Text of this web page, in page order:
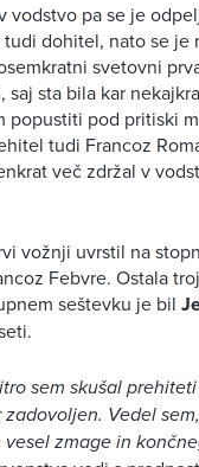
pa se je
dohitel, nato se
svetovni
sta bila kar
pod pritiski
tudi Francoz
več zdržal v
vožnji uvrstil na
Febvre. Ostala
seštevku je bil
sem skušal
Vedel
zmage in